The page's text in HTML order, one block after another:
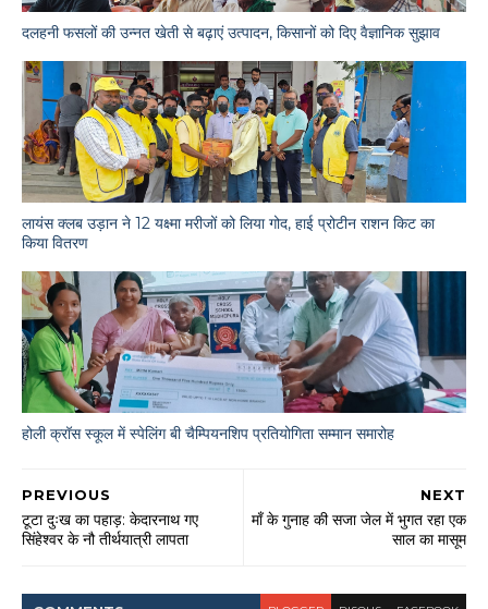
दलहनी फसलों की उन्नत खेती से बढ़ाएं उत्पादन, किसानों को दिए वैज्ञानिक सुझाव
लायंस क्लब उड़ान ने 12 यक्ष्मा मरीजों को लिया गोद, हाई प्रोटीन राशन किट का
किया वितरण
होली क्रॉस स्कूल में स्पेलिंग बी चैम्पियनशिप प्रतियोगिता सम्मान समारोह
NEXT
माँ के गुनाह की सजा जेल में भुगत रहा एक
साल का मासूम
PREVIOUS
टूटा दुःख का पहाड़: केदारनाथ गए
सिंहेश्वर के नौ तीर्थयात्री लापता